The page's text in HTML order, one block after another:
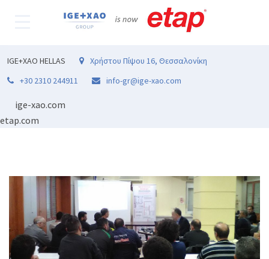
IGE+XAO HELLAS
Χρήστου Πίψου 16, Θεσσαλονίκη
+30 2310 244911
info-gr@ige-xao.com
ige-xao.com
etap.com